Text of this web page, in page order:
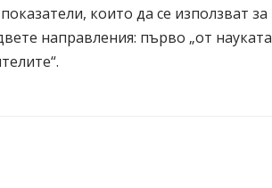
които да се използват за
направления: първо „от науката